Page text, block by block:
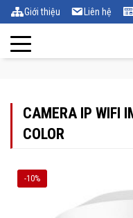
Giới thiệu Liên hệ
CAMERA IP WIFI
COLOR
-10%